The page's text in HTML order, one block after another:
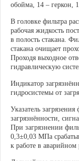
обойма, 14 – геркон,
В головке фильтра
рабочая жидкость
в полость стакана.
стакана очищает
Проходя выходное
гидравлическую
Индикатор
гидросистемы от
Указатель
загрязнённости,
При загрязнении
0,3±0,03 МПа
к работе в